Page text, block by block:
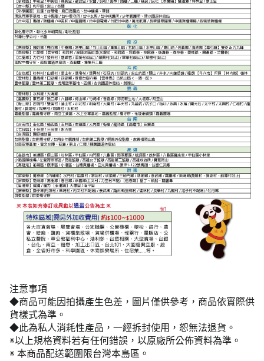
注意事項
◆商品可能因拍攝產生色差，圖片僅供參考，商品依實際供
貨樣式為準。
◆此為私人消耗性產品，一經拆封使用，恕無法退貨。
※以上規格資料若有任何錯誤，以原廠所公佈資料為準。
※ 本商品配送範圍限台灣本島區。